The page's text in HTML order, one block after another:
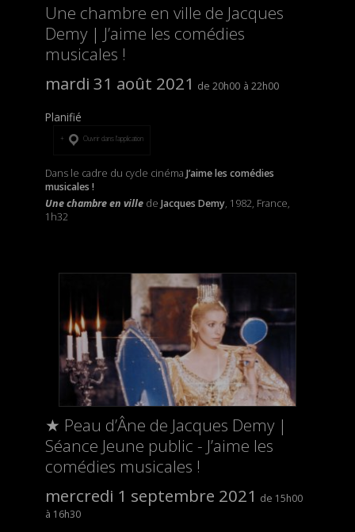
Une chambre en ville de Jacques
Demy | J’aime les comédies
musicales !
mardi 31 août 2021
20h00 22h00
Planifié
Ouvrir dans l’application
Dans le cadre du cycle cinéma J’aime les comédies
musicales !
Une chambre en villede Jacques Demy, 1982, France,
1h32
★ Peau d’Âne de Jacques Demy |
Séance Jeune public - J’aime les
comédies musicales !
mercredi 1 septembre 2021
15h00
16h30